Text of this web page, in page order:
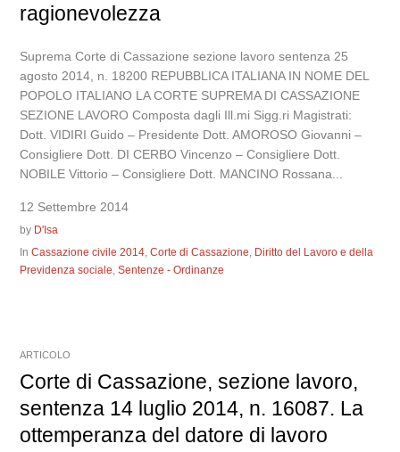
ragionevolezza
Suprema Corte di Cassazione sezione lavoro sentenza 25
agosto 2014, n. 18200 REPUBBLICA ITALIANA IN NOME DEL
POPOLO ITALIANO LA CORTE SUPREMA DI CASSAZIONE
SEZIONE LAVORO Composta dagli Ill.mi Sigg.ri Magistrati:
Dott. VIDIRI Guido – Presidente Dott. AMOROSO Giovanni –
Consigliere Dott. DI CERBO Vincenzo – Consigliere Dott.
NOBILE Vittorio – Consigliere Dott. MANCINO Rossana...
12 Settembre 2014
by D'Isa
InCassazione civile 2014,Corte di Cassazione, Diritto del Lavoro e della
Previdenza sociale,Sentenze - Ordinanze
ARTICOLO
Corte di Cassazione, sezione lavoro,
sentenza 14 luglio 2014, n. 16087. La
ottemperanza del datore di lavoro